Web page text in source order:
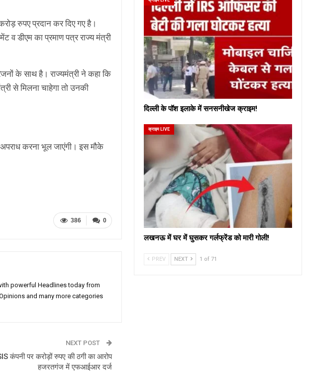
रुपए प्रदान कर दिए गए है।
डीएम का प्रमाण पत्र राज्य मंत्री
के साथ है। राज्यमंत्री ने कहा कि
से मिलना चाहेगा तो उनकी
करना भूल जाएंगी। इस मौके
0
386
powerful Headlines today from
and many more categories
NEXT POST
कंपनी पर करोड़ों रुपए की ठगी का आरोप
हजरतगंज में एफआईआर दर्ज
दिल्ली के पॉश इलाके में सनसनीखेज क्राइम!
क्राइम LIVE
लखनऊ में घर में घुसकर गर्लफ्रेंड को मारी गोली!
PREV NEXT 1 of 71